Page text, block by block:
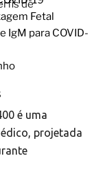
Fetal
IgM para COVID-
de
é uma
projetada